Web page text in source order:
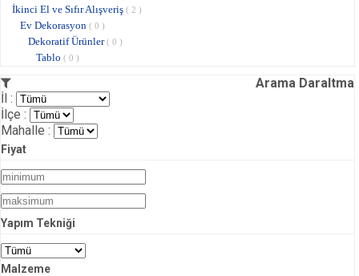
İkinci El ve Sıfır Alışveriş ( 2 )
Ev Dekorasyon ( 0 )
Dekoratif Ürünler( 0 )
Tablo ( 0 )
Arama Daraltma
İl :
İlçe :
Mahalle :
Fiyat
Yapım Tekniği
Malzeme